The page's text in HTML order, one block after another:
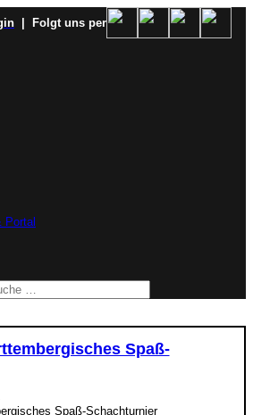
| Folgt uns per
Portal
Spaß-